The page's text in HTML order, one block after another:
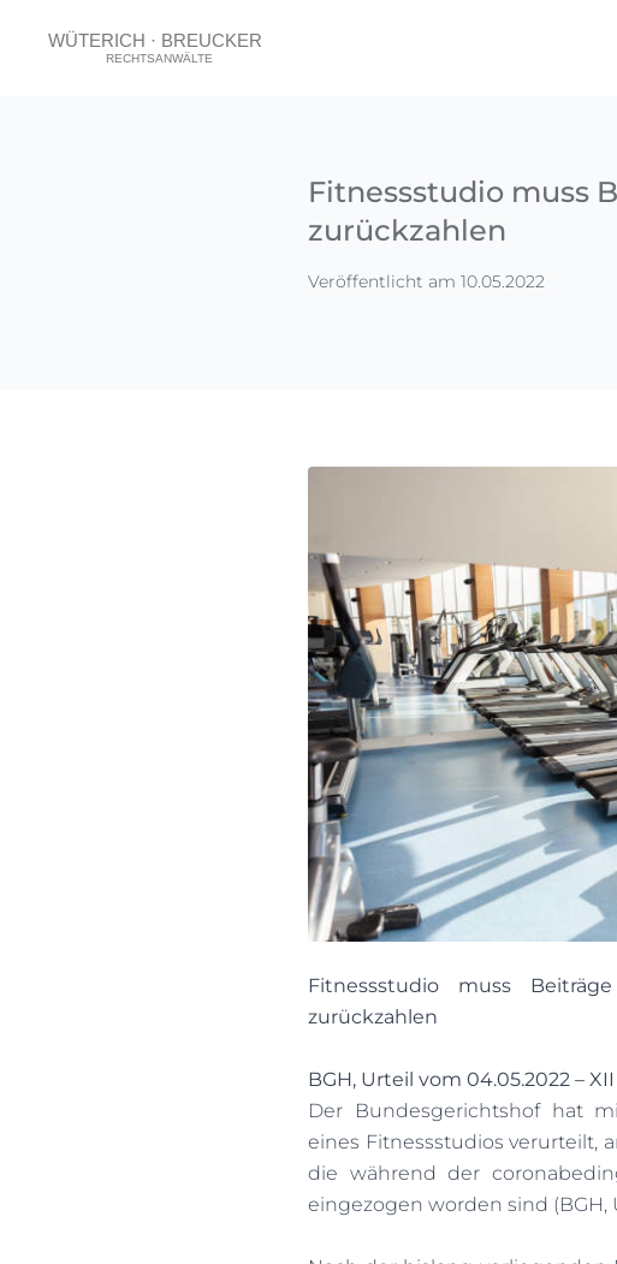
Fitnessstudio muss
zurückzahlen
Veröffentlicht am 10.05.2022
Fitnessstudio muss
zurückzahlen
BGH, Urteil vom 04.05.2022 – XII
Der Bundesgerichtshof hat
eines Fitnessstudios verurteilt,
die während der
eingezogen worden sind (BGH,